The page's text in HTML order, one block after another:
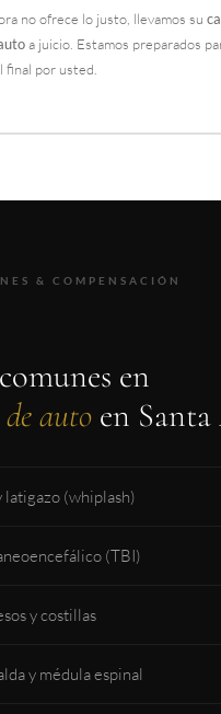
no ofrece lo justo, llevamos su
a juicio. Estamos preparados
final por usted.
& COMPENSACIÓN
en
auto en
latigazo (whiplash)
(TBI)
y costillas
y médula espinal